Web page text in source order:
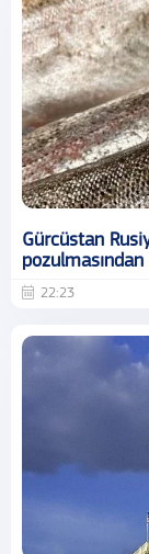
Gürcüstan
22:23